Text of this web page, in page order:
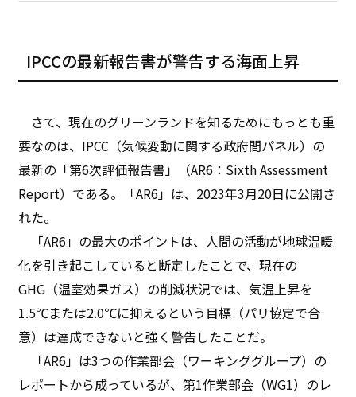
IPCCの最新報告書が警告する海面上昇
さて、現在のグリーンランドを知るためにもっとも重
要なのは、IPCC（気候変動に関する政府間パネル）の
最新の「第6次評価報告書」（AR6：Sixth Assessment
Report）である。「AR6」は、2023年3月20日に公開さ
れた。
「AR6」の最大のポイントは、人間の活動が地球温暖
化を引き起こしていると断定したことで、現在の
GHG（温室効果ガス）の削減状況では、気温上昇を
1.5℃または2.0℃に抑えるという目標（パリ協定で合
意）は達成できないと強く警告したことだ。
「AR6」は3つの作業部会（ワーキンググループ）の
レポートから成っているが、第1作業部会（WG1）のレ